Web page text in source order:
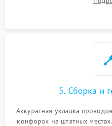
дорожек. Очистка
5. Сборка и
Аккуратная укладка
конфорок на штатных